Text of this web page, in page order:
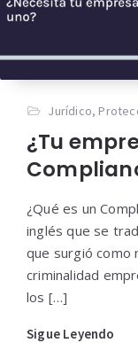
Jurídico,
¿Tu
¿Qué es un
inglés que se
que surgió como
criminalidad
los […]
Sigue Leyendo